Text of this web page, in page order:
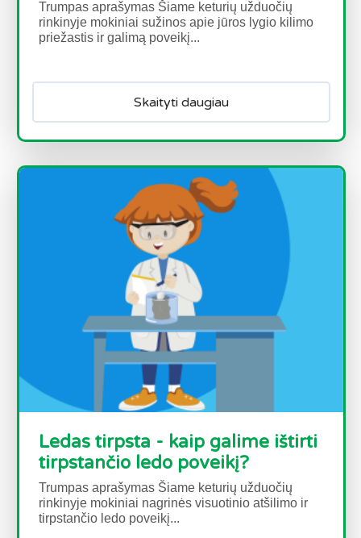
Trumpas aprašymas Šiame keturių užduočių
rinkinyje mokiniai sužinos apie jūros lygio kilimo
priežastis ir galimą poveikį...
Skaityti daugiau
Ledas tirpsta - kaip galime ištirti
tirpstančio ledo poveikį?
Trumpas aprašymas Šiame keturių užduočių
rinkinyje mokiniai nagrinės visuotinio atšilimo ir
tirpstančio ledo poveikį...